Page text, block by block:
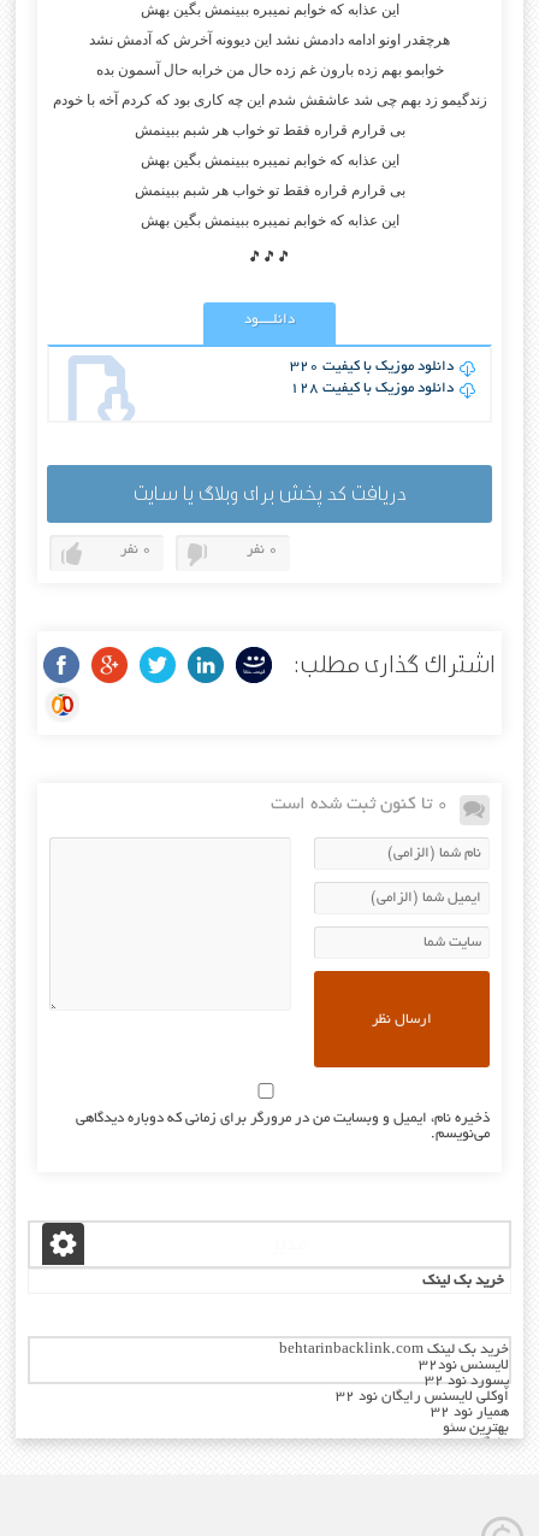
این عذابه که خوابم نمیبره ببینمش بگین بهش
هرچقدر اونو ادامه دادمش نشد این دیوونه آخرش که آدمش نشد
خوابمو بهم زده بارون غم زده حال من خرابه حال آسمون بده
زندگیمو زد بهم چی شد عاشقش شدم این چه کاری بود که کردم آخه با خودم
بی قرارم قراره فقط تو خواب هر شبم ببینمش
این عذابه که خوابم نمیبره ببینمش بگین بهش
بی قرارم قراره فقط تو خواب هر شبم ببینمش
این عذابه که خوابم نمیبره ببینمش بگین بهش
🎵🎵🎵
دانلــــود
دانلود موزیک با کیفیت 320
دانلود موزیک با کیفیت 128
دریافت کد پخش برای وبلاگ یا سایت
0 نفر 0 نفر
اشتراک گذاری مطلب:
0 تا کنون ثبت شده است
ذخیره نام، ایمیل و وبسایت من در مرورگر برای زمانی که دوباره دیدگاهی
می‌نویسم.
خرید بک لینک
خرید بک لینک behtarinbacklink.com
لایسنس نود32
پسورد نود 32
اوکلی لایسنس رایگان نود 32
همیار نود 32
بهترین سئو
رایگان